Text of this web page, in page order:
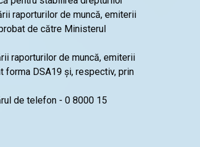
raporturilor de muncă, emiterii
de către Ministerul
raporturilor de muncă, emiterii
forma DSA19 și, respectiv, prin
de telefon - 0 8000 15